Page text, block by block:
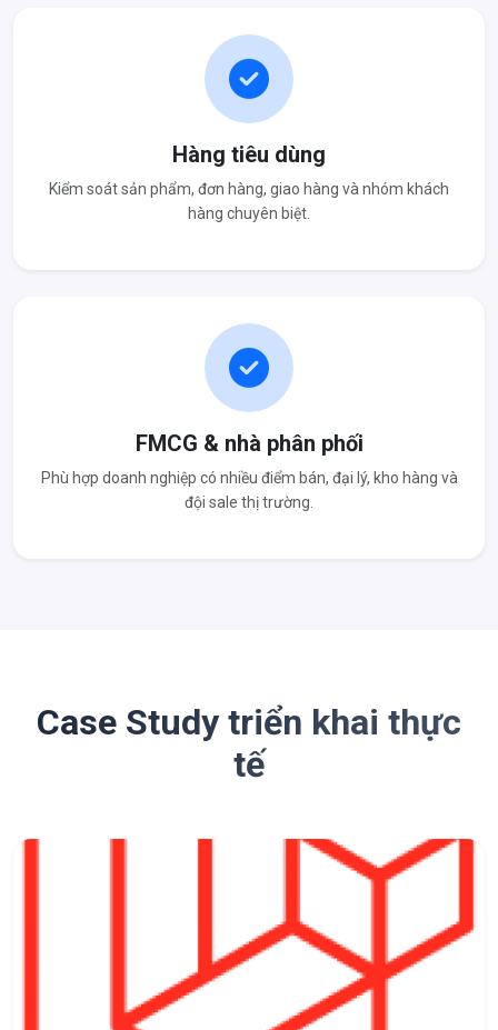
Hàng tiêu dùng
Kiểm soát sản phẩm, đơn hàng, giao hàng và nhóm khách
hàng chuyên biệt.
FMCG & nhà phân phối
Phù hợp doanh nghiệp có nhiều điểm bán, đại lý, kho hàng và
đội sale thị trường.
Case Study triển khai thực
tế